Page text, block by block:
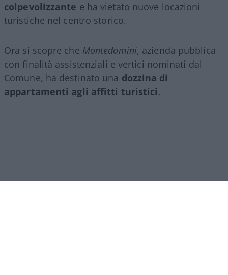
colpevolizzante e ha vietato nuove locazioni
turistiche nel centro storico.
Ora si scopre che Montedomini, azienda pubblica
con finalità assistenziali e vertici nominati dal
Comune, ha destinato una dozzina di
appartamenti agli affitti turistici.